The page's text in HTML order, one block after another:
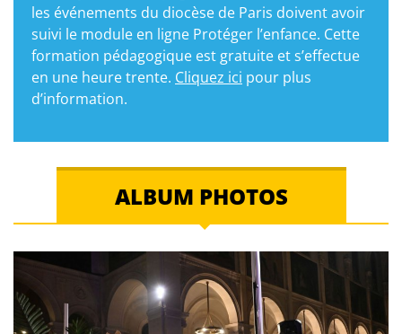
les événements du diocèse de Paris doivent avoir
suivi le module en ligne Protéger l’enfance. Cette
formation pédagogique est gratuite et s’effectue
en une heure trente. Cliquez ici pour plus
d’information.
ALBUM PHOTOS